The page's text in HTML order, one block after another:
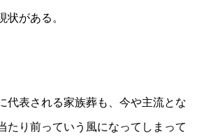
状がある。
代表される家族葬も、今や主流とな
たり前っていう風になってしまって